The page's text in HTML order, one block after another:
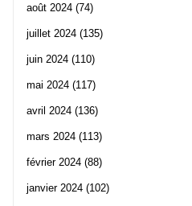
août 2024 (74)
juillet 2024 (135)
juin 2024 (110)
mai 2024 (117)
avril 2024 (136)
mars 2024 (113)
février 2024 (88)
janvier 2024 (102)